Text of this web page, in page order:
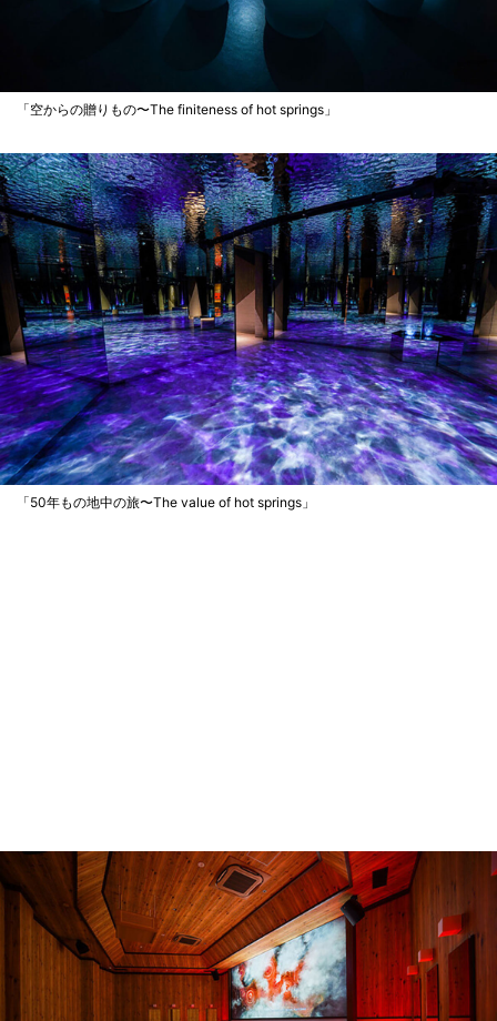
「空からの贈りもの〜The finiteness of hot springs」
「50年もの地中の旅〜The value of hot springs」